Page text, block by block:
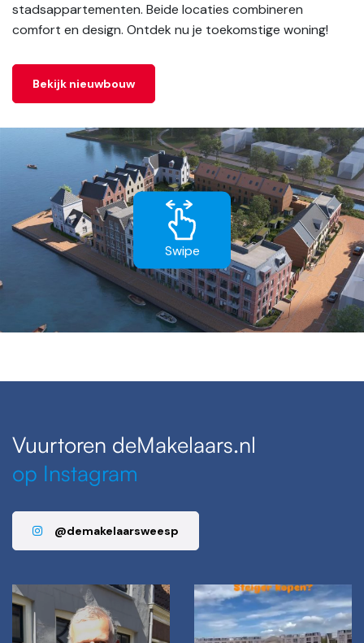
stadsappartementen. Beide locaties combineren
comfort en design. Ontdek nu je toekomstige woning!
Bekijk nieuwbouw
Swipe
Vuurtoren deMakelaars.nl
op Instagram
@demakelaarsweesp
vuurtorenmakelaarsweesp
38
vuurtorenmakelaarsweesp
7 0